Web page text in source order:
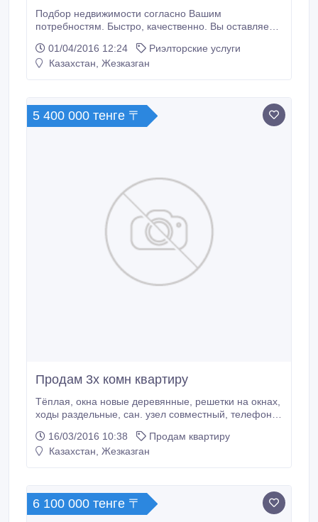
Подбор недвижимости согласно Вашим
потребностям. Быстро, качественно. Вы оставляете
нескольких дней я собираю информацию по
недвижимости и отправляю Вам на согласование.
варианты.
01/04/2016 12:24
Риэлторские услуги
Казахстан, Жезказган
5 400 000 тенге 〒
Продам 3х комн квартиру
Тёплая, окна новые деревянные, решетки на окнах,
ходы раздельные, сан. узел совместный, телефон,
16/03/2016 10:38
Продам квартиру
Казахстан, Жезказган
6 100 000 тенге 〒